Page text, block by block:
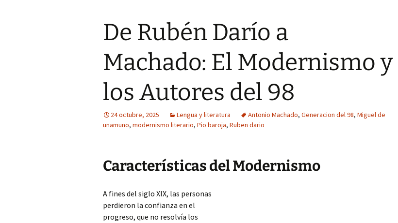
De Rubén Darío a
Machado: El Modernismo y
los Autores del 98
24 octubre, 2025 Lengua y literatura Antonio Machado, Generacion del 98, Miguel de
unamuno, modernismo literario, Pio baroja, Ruben dario
Características del Modernismo
A fines del siglo XIX, las personas
perdieron la confianza en el
progreso, que no resolvía los